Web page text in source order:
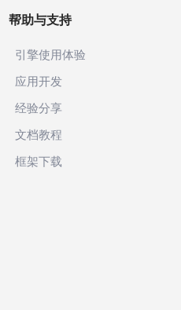
帮助与支持
引擎使用体验
应用开发
经验分享
文档教程
框架下载